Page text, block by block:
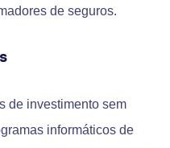
de seguros.
de investimento sem
informáticos de